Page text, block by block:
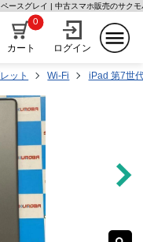
ースグレイ | 中古スマホ販売のサクモ
カート
0
ログイン
ット Wi-Fi iPad 第7世